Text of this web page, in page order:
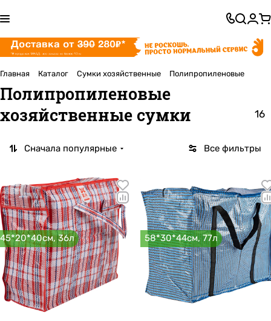
Главная Каталог Сумки хозяйственные Полипропиленовые
Полипропиленовые
хозяйственные сумки
16
Все фильтры
Сначала популярные
45*20*40см, 36л 58*30*44см, 77л